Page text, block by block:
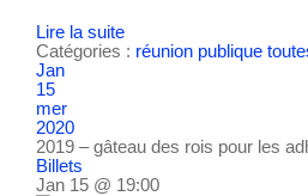
Lire la suite
Catégories : réunion publique
Jan
15
mer
2020
2019 – gâteau des rois pour les
Billets
Jan 15 @ 19:00